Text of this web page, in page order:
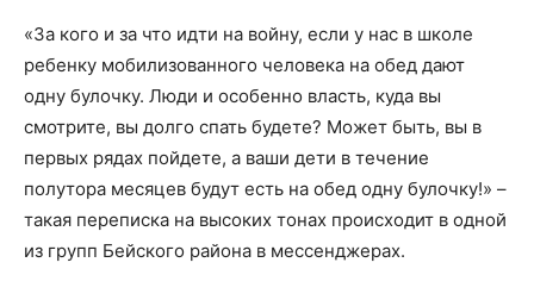
«За кого и за что идти на войну, если у нас в школе
ребенку мобилизованного человека на обед дают
одну булочку. Люди и особенно власть, куда вы
смотрите, вы долго спать будете? Может быть, вы в
первых рядах пойдете, а ваши дети в течение
полутора месяцев будут есть на обед одну булочку!» –
такая переписка на высоких тонах происходит в одной
из групп Бейского района в мессенджерах.